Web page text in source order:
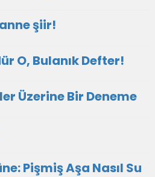
şiir!
O, Bulanık Defter!
Üzerine Bir Deneme
Pişmiş Aşa Nasıl Su